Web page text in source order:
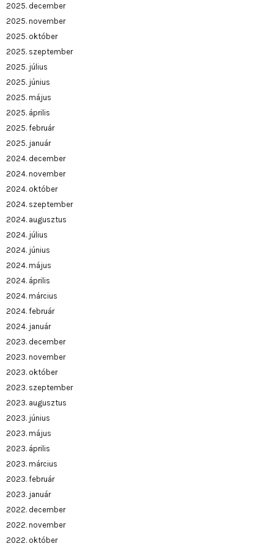
2025. december
2025. november
2025. október
2025. szeptember
2025. július
2025. június
2025. május
2025. április
2025. február
2025. január
2024. december
2024. november
2024. október
2024. szeptember
2024. augusztus
2024. július
2024. június
2024. május
2024. április
2024. március
2024. február
2024. január
2023. december
2023. november
2023. október
2023. szeptember
2023. augusztus
2023. június
2023. május
2023. április
2023. március
2023. február
2023. január
2022. december
2022. november
2022. október